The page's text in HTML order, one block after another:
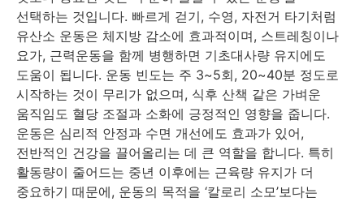
선택하는 것입니다. 빠르게 걷기, 수영, 자전거 타기처럼
유산소 운동은 체지방 감소에 효과적이며, 스트레칭이나
요가, 근력운동을 함께 병행하면 기초대사량 유지에도
도움이 됩니다. 운동 빈도는 주 3~5회, 20~40분 정도로
시작하는 것이 무리가 없으며, 식후 산책 같은 가벼운
움직임도 혈당 조절과 소화에 긍정적인 영향을 줍니다.
운동은 심리적 안정과 수면 개선에도 효과가 있어,
전반적인 건강을 끌어올리는 데 큰 역할을 합니다. 특히
활동량이 줄어드는 중년 이후에는 근육량 유지가 더
중요하기 때문에, 운동의 목적을 ‘칼로리 소모’보다는